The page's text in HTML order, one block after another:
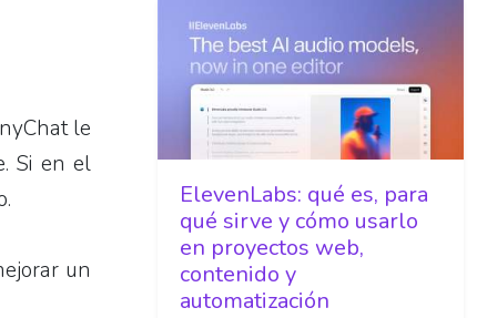
le
Si en el
un
ElevenLabs: qué es, para
qué sirve y cómo usarlo
en proyectos web,
contenido y
automatización